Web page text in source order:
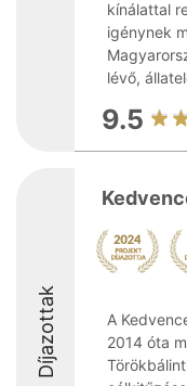
kínálattal
igénynek
lévő,
9.5
Díjazottak
A
2014 óta